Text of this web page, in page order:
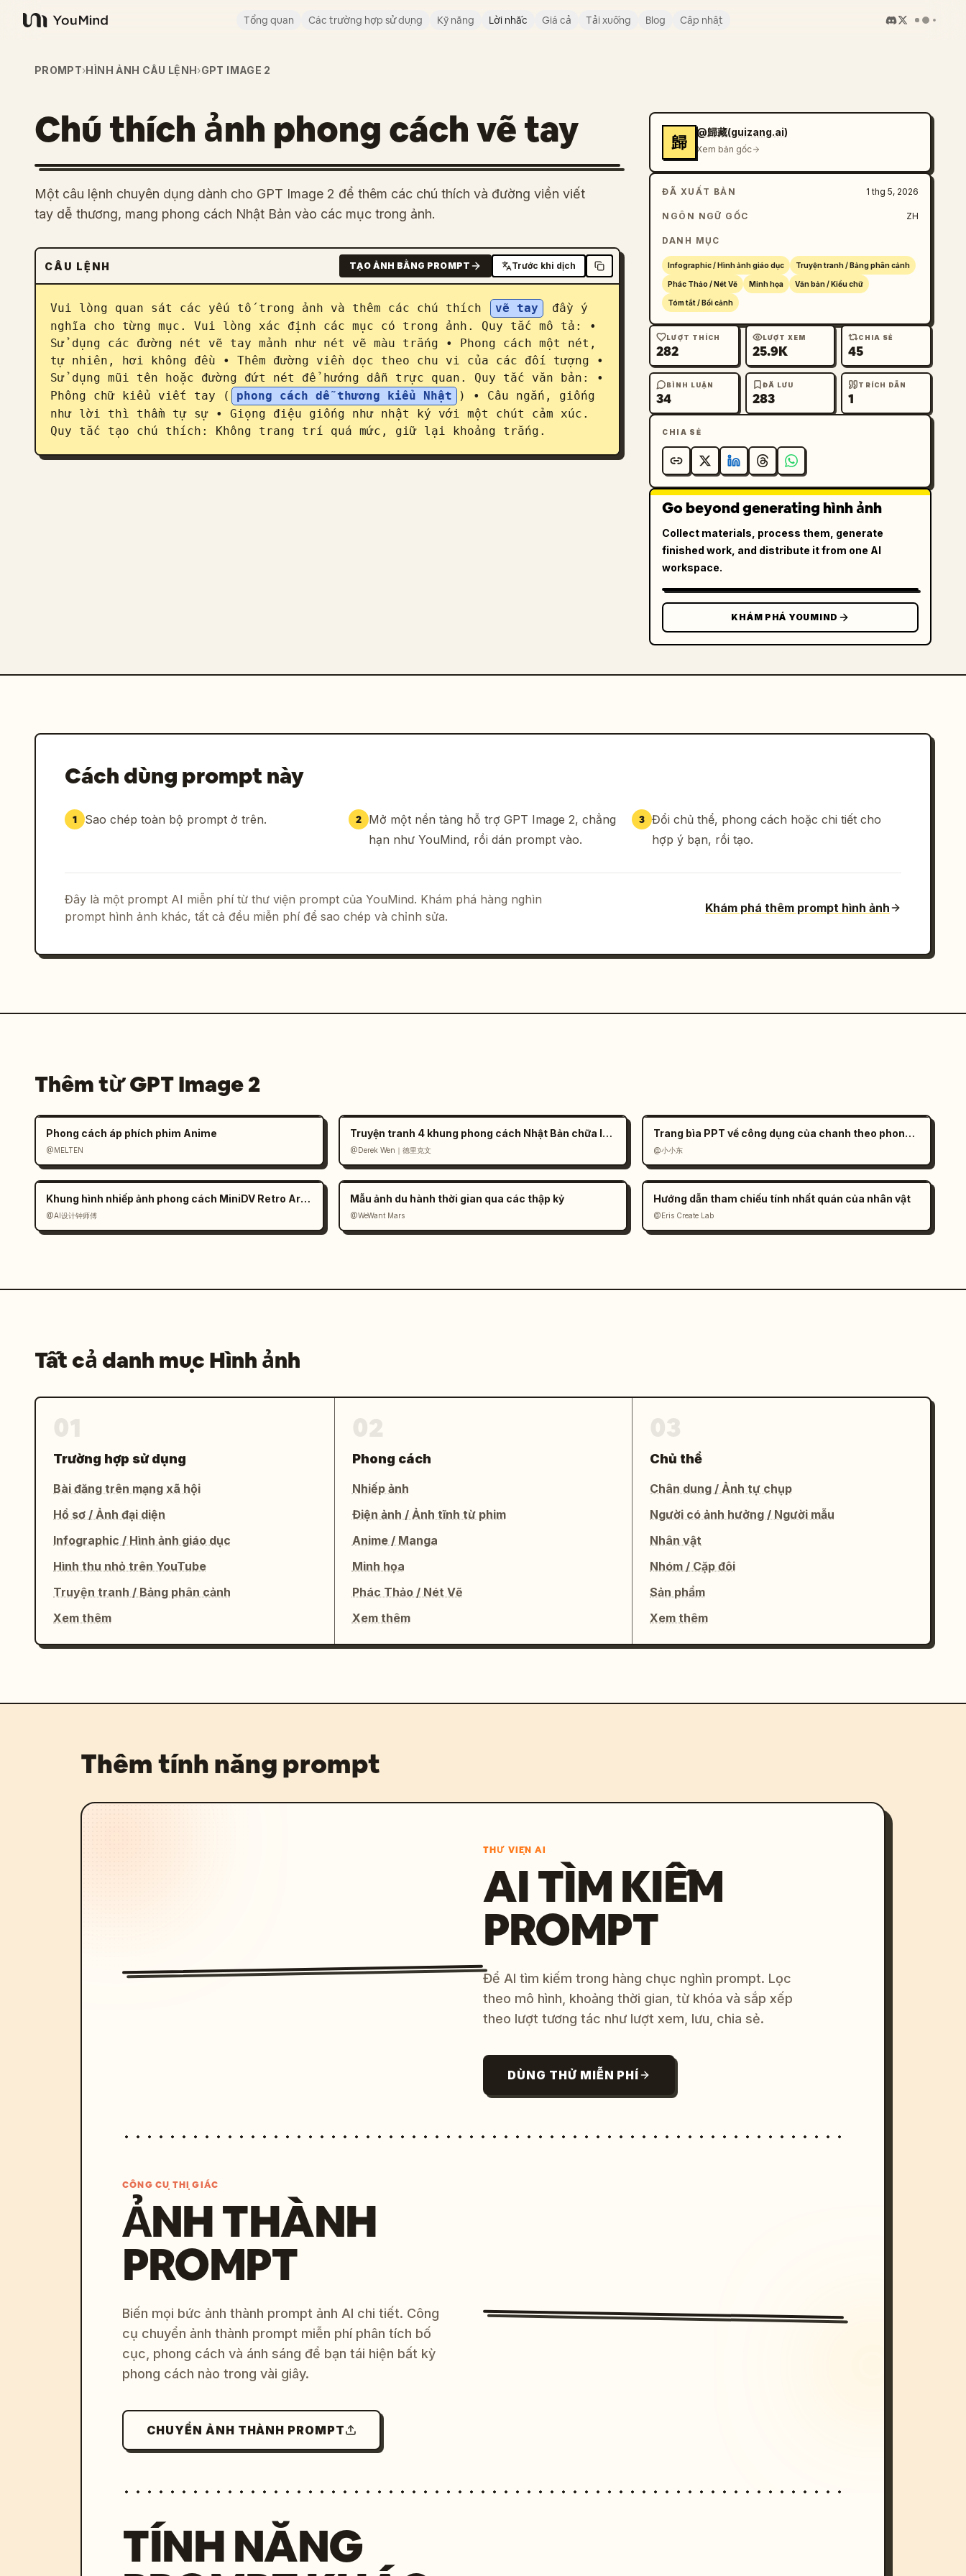
YouMind
Tổng quan Các trường hợp sử dụng Kỹ năng Lời nhắc Giá cả Tải xuống Blog Cập nhật
PROMPT›HÌNH ẢNH CÂU LỆNH›GPT IMAGE 2
Chú thích ảnh phong cách vẽ tay
Một câu lệnh chuyên dụng dành cho GPT Image 2 để thêm các chú thích và đường viền viết
tay dễ thương, mang phong cách Nhật Bản vào các mục trong ảnh.
CÂU LỆNH TẠO ẢNH BẰNG PROMPT Trước khi dịch
Vui lòng quan sát các yếu tố trong ảnh và thêm các chú thích vẽ tay
đầy ý
nghĩa cho từng mục. Vui lòng xác định các mục có trong ảnh. Quy tắc mô tả: •
Sử dụng các đường nét vẽ tay mảnh như nét vẽ màu trắng • Phong cách một nét,
tự nhiên, hơi không đều • Thêm đường viền dọc theo chu vi của các đối tượng •
Sử dụng mũi tên hoặc đường đứt nét để hướng dẫn trực quan. Quy tắc văn bản: •
Phông chữ kiểu viết tay (
phong cách dễ thương kiểu Nhật
) • Câu ngắn, giống
như lời thì thầm tự sự • Giọng điệu giống như nhật ký với một chút cảm xúc.
Quy tắc tạo chú thích: Không trang trí quá mức, giữ lại khoảng trắng.
歸
@歸藏(guizang.ai)
Xem bản gốc
ĐÃ XUẤT BẢN 1 thg 5, 2026
NGÔN NGỮ GỐC ZH
DANH MỤC
Infographic / Hình ảnh giáo dục Truyện tranh / Bảng phân cảnh
Phác Thảo / Nét Vẽ Minh họa Văn bản / Kiểu chữ
Tóm tắt / Bối cảnh
LƯỢT THÍCH
282
LƯỢT XEM
25.9K
CHIA SẺ
45
BÌNH LUẬN
34
ĐÃ LƯU
283
TRÍCH DẪN
1
CHIA SẺ
Go beyond generating hình ảnh
Collect materials, process them, generate
finished work, and distribute it from one AI
workspace.
KHÁM PHÁ YOUMIND
Cách dùng prompt này
1 Sao chép toàn bộ prompt ở trên. 2 Mở một nền tảng hỗ trợ GPT Image 2, chẳng
hạn như YouMind, rồi dán prompt vào.
3 Đổi chủ thể, phong cách hoặc chi tiết cho
hợp ý bạn, rồi tạo.
Đây là một prompt AI miễn phí từ thư viện prompt của YouMind. Khám phá hàng nghìn
prompt hình ảnh khác, tất cả đều miễn phí để sao chép và chỉnh sửa.
Khám phá thêm prompt hình ảnh
Thêm từ GPT Image 2
Phong cách áp phích phim Anime
@MELTEN
Truyện tranh 4 khung phong cách Nhật Bản chữa lành
@Derek Wen｜德里克文
Trang bìa PPT về công dụng của chanh theo phong cách hiện đại
@小小东
Khung hình nhiếp ảnh phong cách MiniDV Retro Arcade
@AI设计钟师傅
Mẫu ảnh du hành thời gian qua các thập kỷ
@WeWant Mars
Hướng dẫn tham chiếu tính nhất quán của nhân vật
@Eris Create Lab
Tất cả danh mục Hình ảnh
Trường hợp sử dụng
Bài đăng trên mạng xã hội
Hồ sơ / Ảnh đại diện
Infographic / Hình ảnh giáo dục
Hình thu nhỏ trên YouTube
Truyện tranh / Bảng phân cảnh
Xem thêm
Phong cách
Nhiếp ảnh
Điện ảnh / Ảnh tĩnh từ phim
Anime / Manga
Minh họa
Phác Thảo / Nét Vẽ
Xem thêm
Chủ thể
Chân dung / Ảnh tự chụp
Người có ảnh hưởng / Người mẫu
Nhân vật
Nhóm / Cặp đôi
Sản phẩm
Xem thêm
Thêm tính năng prompt
THƯ VIỆN AI
AI TÌM KIẾM
PROMPT
Để AI tìm kiếm trong hàng chục nghìn prompt. Lọc
theo mô hình, khoảng thời gian, từ khóa và sắp xếp
theo lượt tương tác như lượt xem, lưu, chia sẻ.
DÙNG THỬ MIỄN PHÍ
CÔNG CỤ THỊ GIÁC
ẢNH THÀNH
PROMPT
Biến mọi bức ảnh thành prompt ảnh AI chi tiết. Công
cụ chuyển ảnh thành prompt miễn phí phân tích bố
cục, phong cách và ánh sáng để bạn tái hiện bất kỳ
phong cách nào trong vài giây.
CHUYỂN ẢNH THÀNH PROMPT
TÍNH NĂNG